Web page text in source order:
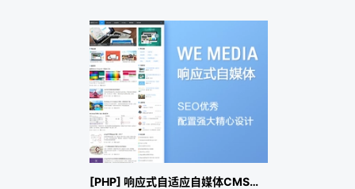
[PHP] 响应式自适应自媒体CMS博客主题SEO强